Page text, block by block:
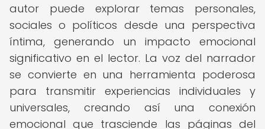
autor puede explorar temas personales,
sociales o políticos desde una perspectiva
íntima, generando un impacto emocional
significativo en el lector. La voz del narrador
se convierte en una herramienta poderosa
para transmitir experiencias individuales y
universales, creando así una conexión
emocional que trasciende las páginas del